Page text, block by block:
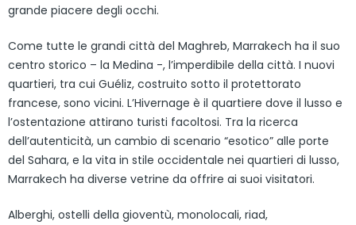
grande piacere degli occhi.
Come tutte le grandi città del Maghreb, Marrakech ha il suo
centro storico – la Medina -, l’imperdibile della città. I nuovi
quartieri, tra cui Guéliz, costruito sotto il protettorato
francese, sono vicini. L’Hivernage è il quartiere dove il lusso e
l’ostentazione attirano turisti facoltosi. Tra la ricerca
dell’autenticità, un cambio di scenario “esotico” alle porte
del Sahara, e la vita in stile occidentale nei quartieri di lusso,
Marrakech ha diverse vetrine da offrire ai suoi visitatori.
Alberghi, ostelli della gioventù, monolocali, riad,